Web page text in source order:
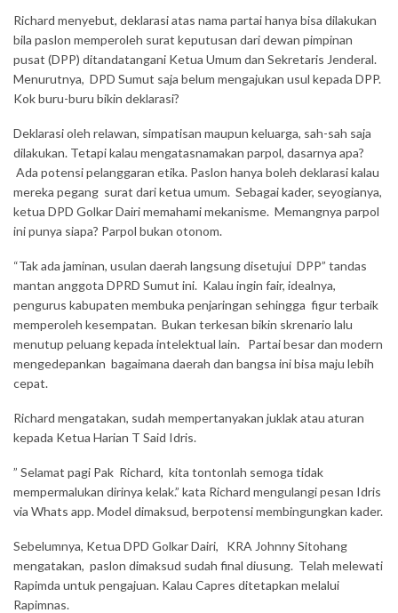
Richard menyebut, deklarasi atas nama partai hanya bisa dilakukan
bila paslon memperoleh surat keputusan dari dewan pimpinan
pusat (DPP) ditandatangani Ketua Umum dan Sekretaris Jenderal.
Menurutnya, DPD Sumut saja belum mengajukan usul kepada DPP.
Kok buru-buru bikin deklarasi?
Deklarasi oleh relawan, simpatisan maupun keluarga, sah-sah saja
dilakukan. Tetapi kalau mengatasnamakan parpol, dasarnya apa?
Ada potensi pelanggaran etika. Paslon hanya boleh deklarasi kalau
mereka pegang surat dari ketua umum. Sebagai kader, seyogianya,
ketua DPD Golkar Dairi memahami mekanisme. Memangnya parpol
ini punya siapa? Parpol bukan otonom.
“Tak ada jaminan, usulan daerah langsung disetujui DPP” tandas
mantan anggota DPRD Sumut ini. Kalau ingin fair, idealnya,
pengurus kabupaten membuka penjaringan sehingga figur terbaik
memperoleh kesempatan. Bukan terkesan bikin skrenario lalu
menutup peluang kepada intelektual lain. Partai besar dan modern
mengedepankan bagaimana daerah dan bangsa ini bisa maju lebih
cepat.
Richard mengatakan, sudah mempertanyakan juklak atau aturan
kepada Ketua Harian T Said Idris.
” Selamat pagi Pak Richard, kita tontonlah semoga tidak
mempermalukan dirinya kelak.” kata Richard mengulangi pesan Idris
via Whats app. Model dimaksud, berpotensi membingungkan kader.
Sebelumnya, Ketua DPD Golkar Dairi, KRA Johnny Sitohang
mengatakan, paslon dimaksud sudah final diusung. Telah melewati
Rapimda untuk pengajuan. Kalau Capres ditetapkan melalui
Rapimnas.